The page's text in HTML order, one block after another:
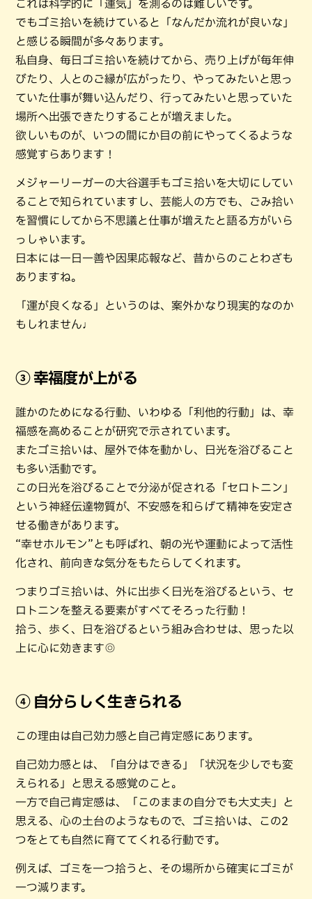
これは科学的に「運気」を測るのは難しいです。
でもゴミ拾いを続けていると「なんだか流れが良いな」
と感じる瞬間が多々あります。
私自身、毎日ゴミ拾いを続けてから、売り上げが毎年伸
びたり、人とのご縁が広がったり、やってみたいと思っ
ていた仕事が舞い込んだり、行ってみたいと思っていた
場所へ出張できたりすることが増えました。
欲しいものが、いつの間にか目の前にやってくるような
感覚すらあります！
メジャーリーガーの大谷選手もゴミ拾いを大切にしてい
ることで知られていますし、芸能人の方でも、ごみ拾い
を習慣にしてから不思議と仕事が増えたと語る方がいら
っしゃいます。
日本には一日一善や因果応報など、昔からのことわざも
ありますね。
「運が良くなる」というのは、案外かなり現実的なのか
もしれません♩
③ 幸福度が上がる
誰かのためになる行動、いわゆる「利他的行動」は、幸
福感を高めることが研究で示されています。
またゴミ拾いは、屋外で体を動かし、日光を浴びること
も多い活動です。
この日光を浴びることで分泌が促される「セロトニン」
という神経伝達物質が、不安感を和らげて精神を安定さ
せる働きがあります。
“幸せホルモン”とも呼ばれ、朝の光や運動によって活性
化され、前向きな気分をもたらしてくれます。
つまりゴミ拾いは、外に出歩く日光を浴びるという、セ
ロトニンを整える要素がすべてそろった行動！
拾う、歩く、日を浴びるという組み合わせは、思った以
上に心に効きます◎
④ 自分らしく生きられる
この理由は自己効力感と自己肯定感にあります。
自己効力感とは、「自分はできる」「状況を少しでも変
えられる」と思える感覚のこと。
一方で自己肯定感は、「このままの自分でも大丈夫」と
思える、心の土台のようなもので、ゴミ拾いは、この2
つをとても自然に育ててくれる行動です。
例えば、ゴミを一つ拾うと、その場所から確実にゴミが
一つ減ります。